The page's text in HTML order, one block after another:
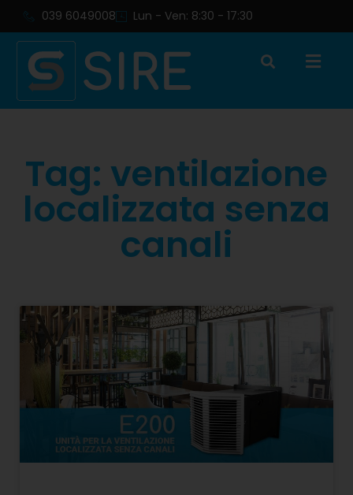
039 6049008 Lun - Ven: 8:30 - 17:30
Tag: ventilazione
localizzata senza
canali